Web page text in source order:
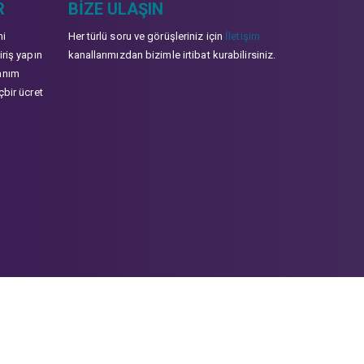
yapın
ücret
BIZE ULAŞIN
Her türlü soru ve görüşleriniz için İletişim
kanallarımızdan bizimle irtibat kurabilirsiniz.